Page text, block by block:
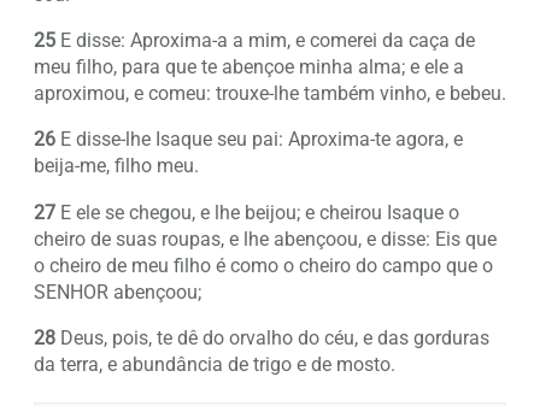
25 E disse: Aproxima-a a mim, e comerei da caça de
meu filho, para que te abençoe minha alma; e ele a
aproximou, e comeu: trouxe-lhe também vinho, e bebeu.
26 E disse-lhe Isaque seu pai: Aproxima-te agora, e
beija-me, filho meu.
27 E ele se chegou, e lhe beijou; e cheirou Isaque o
cheiro de suas roupas, e lhe abençoou, e disse: Eis que
o cheiro de meu filho é como o cheiro do campo que o
SENHOR abençoou;
28 Deus, pois, te dê do orvalho do céu, e das gorduras
da terra, e abundância de trigo e de mosto.